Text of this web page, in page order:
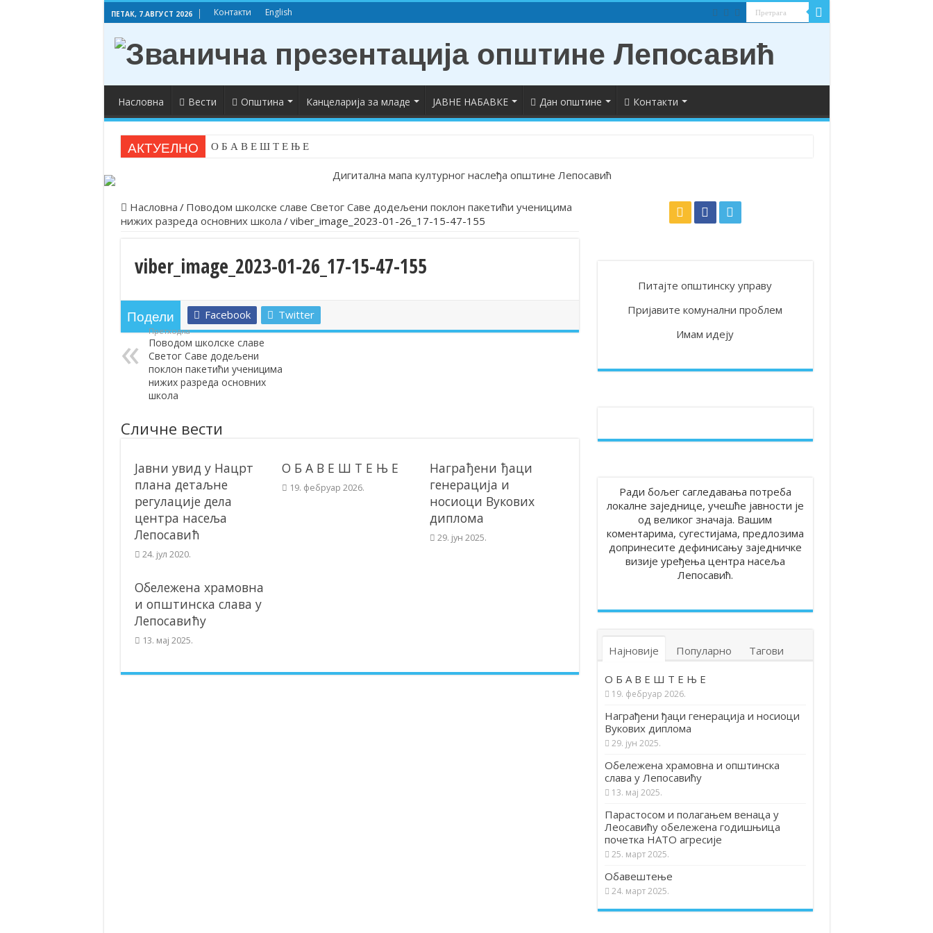
ПЕТАК, 7.АВГУСТ 2026 Контакти English
Насловна Вести Општина Канцеларија за младе ЈАВНЕ НАБАВКЕ Дан општине Контакти
АКТУЕЛНО О Б А В Е Ш Т Е Њ Е
Насловна / Поводом школске славе Светог Саве додељени поклон пакетићи ученицима
нижих разреда основних школа /viber_image_2023-01-26_17-15-47-155
viber_image_2023-01-26_17-15-47-155
Подели Facebook Twitter
Претходна
Поводом школске славе
Светог Саве додељени
поклон пакетићи ученицима
нижих разреда основних
школа
Сличне вести
Јавни увид у Нацрт
плана детаљне
регулације дела
центра насеља
Лепосавић
24. јул 2020.
О Б А В Е Ш Т Е Њ Е
19. фебруар 2026.
Награђени ђаци
генерација и
носиоци Вукових
диплома
29. јун 2025.
Обележена храмовна
и општинска слава у
Лепосавићу
13. мај 2025.
Питајте општинску управу
Пријавите комунални проблем
Имам идеју
Ради бољег сагледавања потреба
локалне заједнице, учешће јавности је
од великог значаја. Вашим
коментарима, сугестијама, предлозима
допринесите дефинисању заједничке
визије уређења центра насеља
Лепосавић.
Најновије Популарно Тагови
О Б А В Е Ш Т Е Њ Е
19. фебруар 2026.
Награђени ђаци генерација и носиоци
Вукових диплома
29. јун 2025.
Обележена храмовна и општинска
слава у Лепосавићу
13. мај 2025.
Парастосом и полагањем венаца у
Леосавићу обележена годишњица
почетка НАТО агресије
25. март 2025.
Обавештење
24. март 2025.